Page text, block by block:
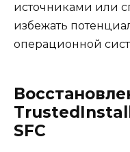
источниками или
избежать
операционной
SFC